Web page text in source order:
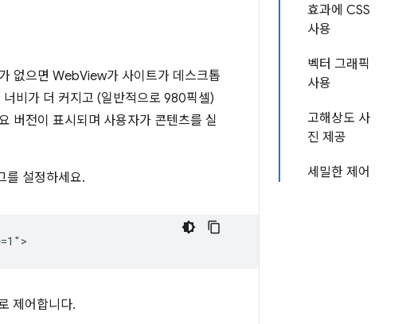
효과에 CSS
사용
벡터 그래픽
사용
고해상도 사
진 제공
세밀한 제어
없으면 WebView가 사이트가 데스크톱
비가 더 커지고 (일반적으로 980픽셀)
버전이 표시되며 사용자가 콘텐츠를 실
를 설정하세요.
제어합니다.